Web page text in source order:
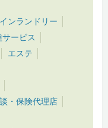
ンランドリー
ービス
エステ
・保険代理店